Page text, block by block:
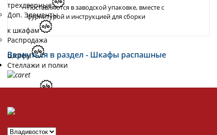
трехдверные
Доп. Элементы
к шкафам
Распродажа
Шкафы
Стеллажи и полки
Стеллажи
Полки
Распродажа
Поставляются в заводской упаковке, вместе с
фурнитурой и инструкцией для сборки
Вернуться в раздел - Шкафы распашные